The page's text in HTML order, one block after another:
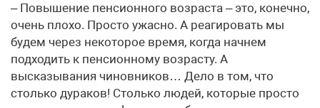
– Повышение пенсионного возраста – это, конечно,
очень плохо. Просто ужасно. А реагировать мы
будем через некоторое время, когда начнем
подходить к пенсионному возрасту. А
высказывания чиновников… Дело в том, что
столько дураков! Столько людей, которые просто